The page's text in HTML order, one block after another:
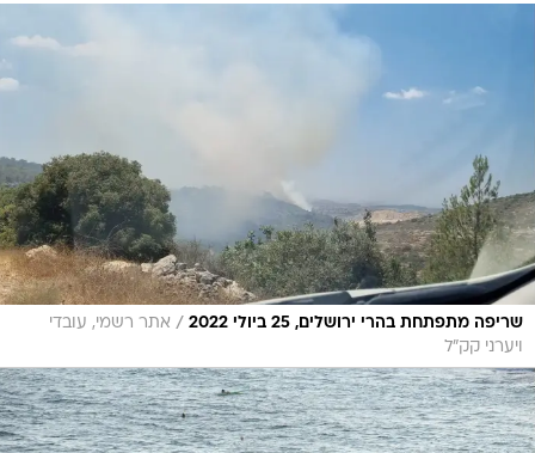
שריפה מתפתחת בהרי ירושלים, 25 ביולי 2022 / אתר רשמי, עובדי
ויערני קק"ל